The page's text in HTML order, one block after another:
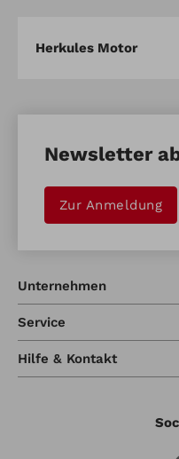
Herkules Motor
Newsletter
Zur Anmeldung
Unternehmen
Service
Hilfe & Kontakt